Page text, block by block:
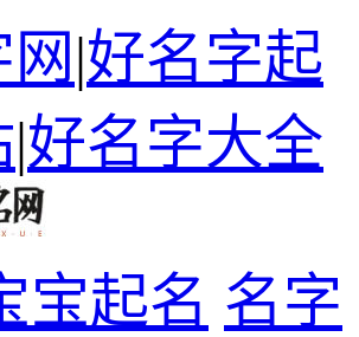
|好名字起
|好名字大全
宝起名 名字